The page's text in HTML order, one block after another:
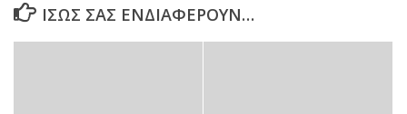
ΊΣΩΣ ΣΑΣ ΕΝΔΙΑΦΈΡΟΥΝ…